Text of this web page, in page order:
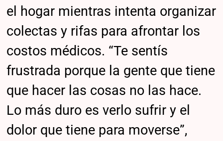
el hogar mientras intenta organizar
colectas y rifas para afrontar los
costos médicos. “Te sentís
frustrada porque la gente que tiene
que hacer las cosas no las hace.
Lo más duro es verlo sufrir y el
dolor que tiene para moverse”,